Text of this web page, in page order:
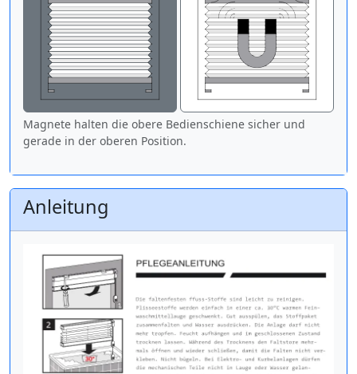
Magnete halten die obere Bedienschiene sicher und
gerade in der oberen Position.
Anleitung